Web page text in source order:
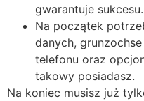
gwarantuje sukcesu.
Na początek
danych,
telefonu oraz
takowy posiadasz.
Na koniec musisz już